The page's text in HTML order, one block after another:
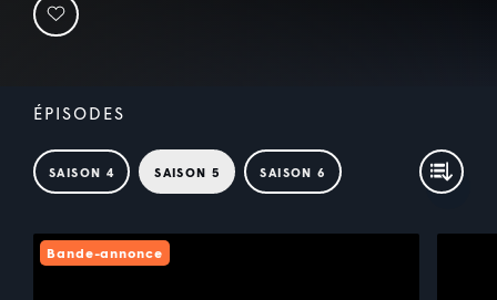
ÉPISODES
SAISON 4 SAISON 5 SAISON 6
Bande-annonce